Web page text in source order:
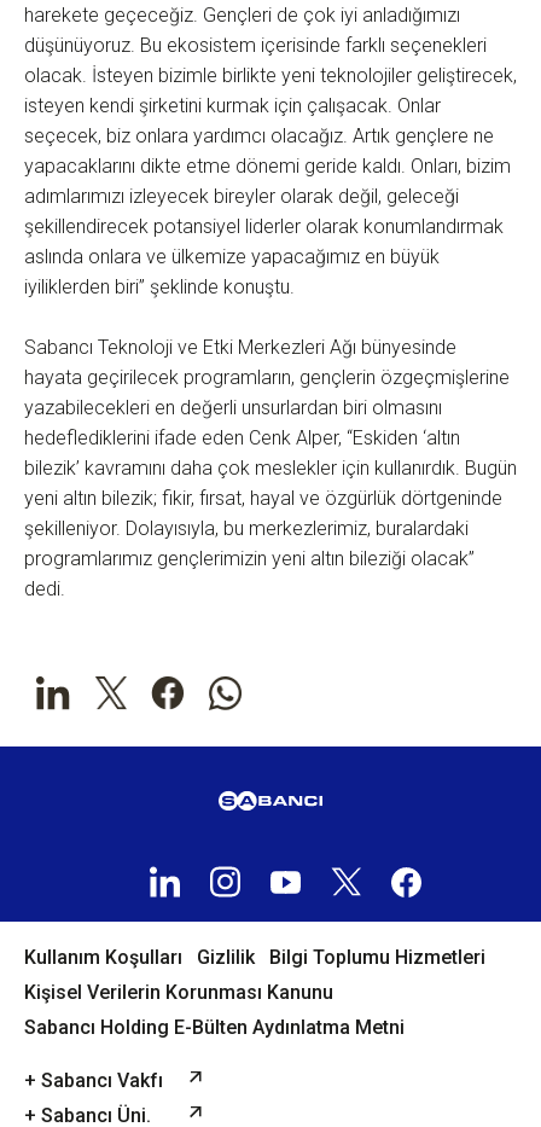
harekete geçeceğiz. Gençleri de çok iyi anladığımızı
düşünüyoruz. Bu ekosistem içerisinde farklı seçenekleri
olacak. İsteyen bizimle birlikte yeni teknolojiler geliştirecek,
isteyen kendi şirketini kurmak için çalışacak. Onlar
seçecek, biz onlara yardımcı olacağız. Artık gençlere ne
yapacaklarını dikte etme dönemi geride kaldı. Onları, bizim
adımlarımızı izleyecek bireyler olarak değil, geleceği
şekillendirecek potansiyel liderler olarak konumlandırmak
aslında onlara ve ülkemize yapacağımız en büyük
iyiliklerden biri” şeklinde konuştu.
Sabancı Teknoloji ve Etki Merkezleri Ağı bünyesinde
hayata geçirilecek programların, gençlerin özgeçmişlerine
yazabilecekleri en değerli unsurlardan biri olmasını
hedeflediklerini ifade eden Cenk Alper, “Eskiden ‘altın
bilezik’ kavramını daha çok meslekler için kullanırdık. Bugün
yeni altın bilezik; fikir, fırsat, hayal ve özgürlük dörtgeninde
şekilleniyor. Dolayısıyla, bu merkezlerimiz, buralardaki
programlarımız gençlerimizin yeni altın bileziği olacak”
dedi.
Kullanım Koşulları Gizlilik
Bilgi Toplumu Hizmetleri
Kişisel Verilerin Korunması Kanunu
Sabancı Holding E-Bülten Aydınlatma Metni
+ Sabancı Vakfı
+ Sabancı Üni.